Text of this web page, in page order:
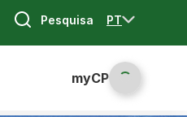
Pesquisa PT
myCP